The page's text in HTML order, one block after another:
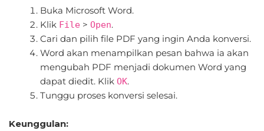
Buka Microsoft Word.
Klik File >Open.
Cari dan pilih file PDF yang ingin Anda konversi.
Word akan menampilkan pesan bahwa ia akan
mengubah PDF menjadi dokumen Word yang
dapat diedit. KlikOK.
Tunggu proses konversi selesai.
Keunggulan: